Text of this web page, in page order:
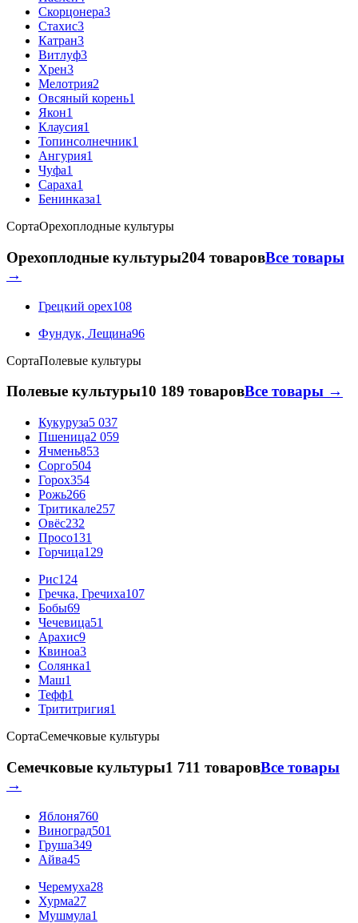
Скорцонера3
Стахис3
Катран3
Витлуф3
Хрен3
Мелотрия2
Овсяный корень1
Якон1
Клаусия1
Топинсолнечник1
Ангурия1
Чуфа1
Сараха1
Бенинказа1
СортаОрехоплодные культуры
Орехоплодные культуры204 товаровВсе товары
→
Грецкий орех108
Фундук, Лещина96
СортаПолевые культуры
Полевые культуры10 189 товаровВсе товары →
Кукуруза5 037
Пшеница2 059
Ячмень853
Сорго504
Горох354
Рожь266
Тритикале257
Овёс232
Просо131
Горчица129
Рис124
Гречка, Гречиха107
Бобы69
Чечевица51
Арахис9
Квиноа3
Солянка1
Маш1
Тефф1
Трититригия1
СортаСемечковые культуры
Семечковые культуры1 711 товаровВсе товары
→
Яблоня760
Виноград501
Груша349
Айва45
Черемуха28
Хурма27
Мушмула1